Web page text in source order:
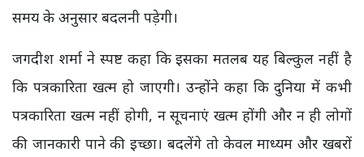
समय के अनुसार बदलनी पड़ेगी।
जगदीश शर्मा ने स्पष्ट कहा कि इसका मतलब यह बिल्कुल नहीं है
कि पत्रकारिता खत्म हो जाएगी। उन्होंने कहा कि दुनिया में कभी
पत्रकारिता खत्म नहीं होगी, न सूचनाएं खत्म होंगी और न ही लोगों
की जानकारी पाने की इच्छा। बदलेंगे तो केवल माध्यम और खबरों